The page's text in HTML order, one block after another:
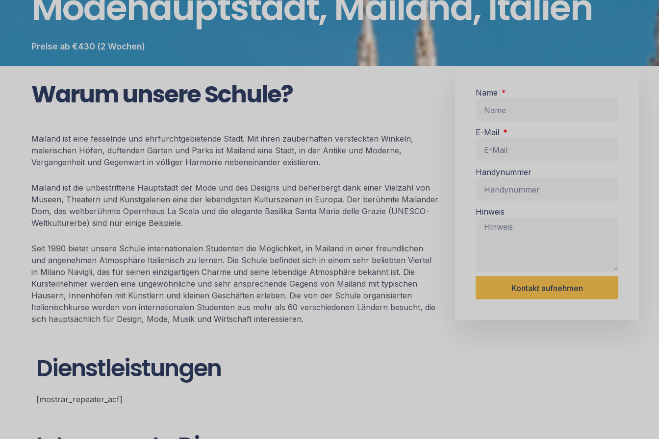
Preise ab €430 (2 Wochen)
Warum unsere Schule?
Mailand ist eine fesselnde und ehrfurchtgebietende Stadt. Mit ihren zauberhaften versteckten Winkeln,
malerischen Höfen, duftenden Gärten und Parks ist Mailand eine Stadt, in der Antike und Moderne,
Vergangenheit und Gegenwart in völliger Harmonie nebeneinander existieren.
Mailand ist die unbestrittene Hauptstadt der Mode und des Designs und beherbergt dank einer Vielzahl von
Museen, Theatern und Kunstgalerien eine der lebendigsten Kulturszenen in Europa. Der berühmte Mailänder
Dom, das weltberühmte Opernhaus La Scala und die elegante Basilika Santa Maria delle Grazie (UNESCO-
Weltkulturerbe) sind nur einige Beispiele.
Seit 1990 bietet unsere Schule internationalen Studenten die Möglichkeit, in Mailand in einer freundlichen
und angenehmen Atmosphäre Italienisch zu lernen. Die Schule befindet sich in einem sehr beliebten Viertel
in Milano Navigli, das für seinen einzigartigen Charme und seine lebendige Atmosphäre bekannt ist. Die
Kursteilnehmer werden eine ungewöhnliche und sehr ansprechende Gegend von Mailand mit typischen
Häusern, Innenhöfen mit Künstlern und kleinen Geschäften erleben. Die von der Schule organisierten
Italienischkurse werden von internationalen Studenten aus mehr als 60 verschiedenen Ländern besucht, die
sich hauptsächlich für Design, Mode, Musik und Wirtschaft interessieren.
Dienstleistungen
[mostrar_repeater_acf]
Name
E-Mail
Handynummer
Hinweis
Kontakt aufnehmen